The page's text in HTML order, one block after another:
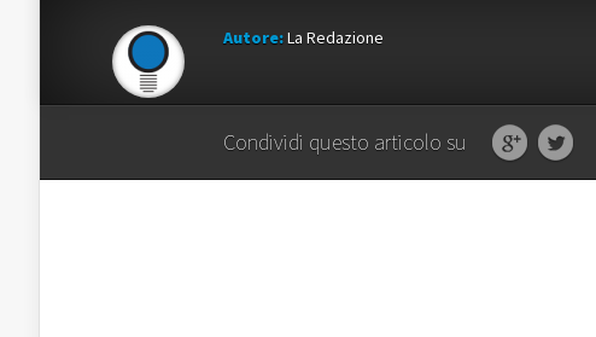
Autore:La Redazione
Condividi questo articolo su